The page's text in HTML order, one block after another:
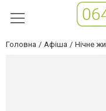
Головна Афіша Нічне